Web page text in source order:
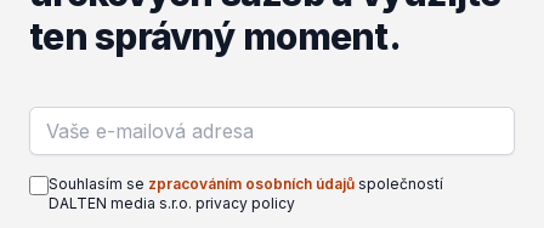
ten správný moment.
Email address
Souhlasím se zpracováním osobních údajů společností
DALTEN media s.r.o. privacy policy